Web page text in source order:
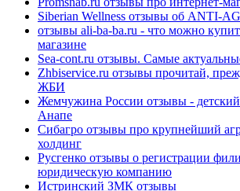
Siberian Wellness отзывы об ANTI-
отзывы ali-ba-ba.ru - что можно
магазине
Sea-cont.ru отзывы. Самые
Zhbiservice.ru отзывы прочитай,
ЖБИ
Жемчужина России отзывы - детский
Анапе
Сибагро отзывы про крупнейший
холдинг
Русгенко отзывы о регистрации
юридическую компанию
Истринский ЗМК отзывы